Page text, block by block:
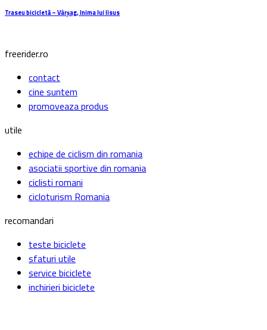
Traseu bicicletă – Vârșag, Inima lui Iisus
freerider.ro
contact
cine suntem
promoveaza produs
utile
echipe de ciclism din romania
asociatii sportive din romania
ciclisti romani
cicloturism Romania
recomandari
teste biciclete
sfaturi utile
service biciclete
inchirieri biciclete